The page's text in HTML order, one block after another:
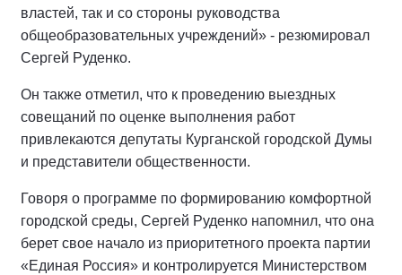
властей, так и со стороны руководства
общеобразовательных учреждений» - резюмировал
Сергей Руденко.
Он также отметил, что к проведению выездных
совещаний по оценке выполнения работ
привлекаются депутаты Курганской городской Думы
и представители общественности.
Говоря о программе по формированию комфортной
городской среды, Сергей Руденко напомнил, что она
берет свое начало из приоритетного проекта партии
«Единая Россия» и контролируется Министерством